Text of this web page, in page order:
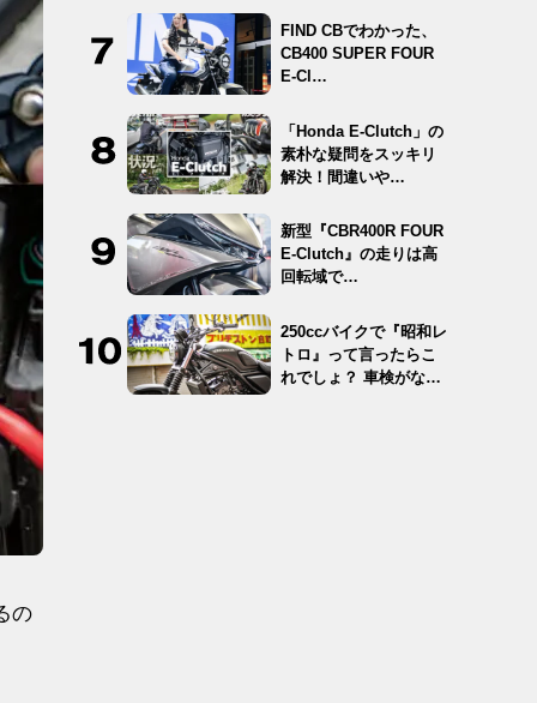
の
FIND CBでわかった、
CB400 SUPER FOUR
E-Cl…
「Honda E-Clutch」の
素朴な疑問をスッキリ
解決！間違いや…
新型『CBR400R FOUR
E-Clutch』の走りは高
回転域で…
250ccバイクで『昭和レ
トロ』って言ったらこ
れでしょ？ 車検がな